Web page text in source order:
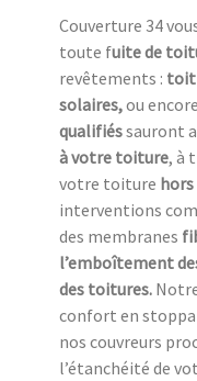
Couverture 34
toute fuite de
revêtements : toit
solaires,ou
qualifiéssauront
à votre toiture, à
votre toiture hors
interventions
des membranes
l’emboîtement
des toitures.
confort en
nos couvreurs
l’étanchéité de